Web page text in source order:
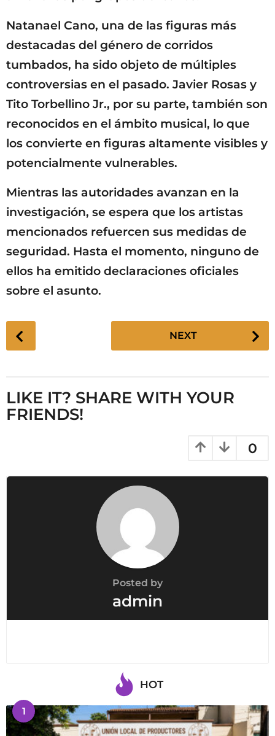
Natanael Cano, una de las figuras más
destacadas del género de corridos
tumbados, ha sido objeto de múltiples
controversias en el pasado. Javier Rosas y
Tito Torbellino Jr., por su parte, también son
reconocidos en el ámbito musical, lo que
los convierte en figuras altamente visibles y
potencialmente vulnerables.
Mientras las autoridades avanzan en la
investigación, se espera que los artistas
mencionados refuercen sus medidas de
seguridad. Hasta el momento, ninguno de
ellos ha emitido declaraciones oficiales
sobre el asunto.
P
o
P
a
a
NEXT
LIKE IT? SHARE WITH YOUR
FRIENDS!
0
Posted by
admin
HOT
1